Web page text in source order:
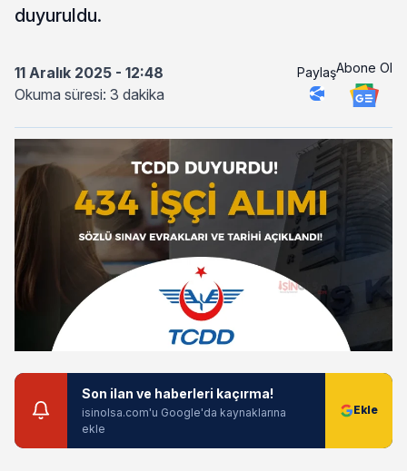
duyuruldu.
11 Aralık 2025 - 12:48
Okuma süresi: 3 dakika
PaylaşAbone Ol
Son ilan ve haberleri kaçırma!
isinolsa.com'u Google'da kaynaklarına
ekle